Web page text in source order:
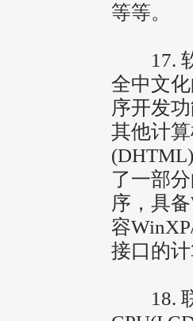
等等。
17. 软
全中文
序开发
其他计
了一部
序，具
容
接口的
18. 联